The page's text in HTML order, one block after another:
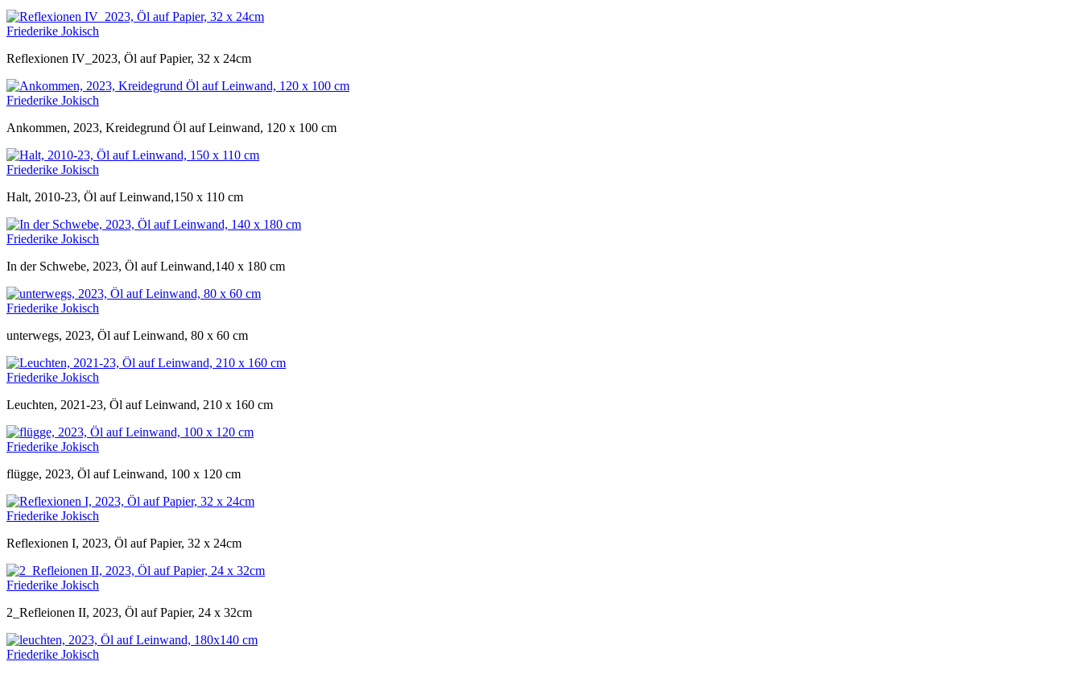
Friederike Jokisch
Reflexionen IV_2023, Öl auf Papier, 32 x 24cm
Friederike Jokisch
Ankommen, 2023, Kreidegrund Öl auf Leinwand, 120 x 100 cm
Friederike Jokisch
Halt, 2010-23, Öl auf Leinwand,150 x 110 cm
Friederike Jokisch
In der Schwebe, 2023, Öl auf Leinwand,140 x 180 cm
Friederike Jokisch
unterwegs, 2023, Öl auf Leinwand, 80 x 60 cm
Friederike Jokisch
Leuchten, 2021-23, Öl auf Leinwand, 210 x 160 cm
Friederike Jokisch
flügge, 2023, Öl auf Leinwand, 100 x 120 cm
Friederike Jokisch
Reflexionen I, 2023, Öl auf Papier, 32 x 24cm
Friederike Jokisch
2_Refleionen II, 2023, Öl auf Papier, 24 x 32cm
Friederike Jokisch